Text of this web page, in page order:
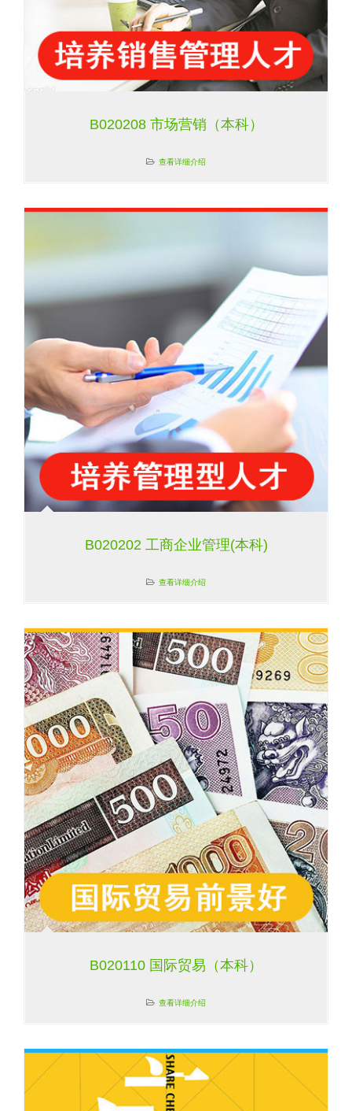
B020208 市场营销（本科）
查看详细介绍
B020202 工商企业管理(本科)
查看详细介绍
B020110 国际贸易（本科）
查看详细介绍